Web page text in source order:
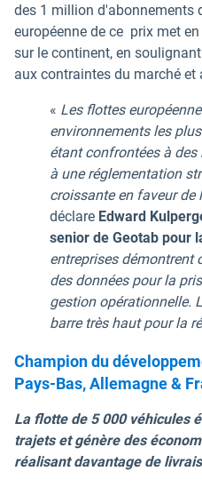
des 1 million d'abonnements
européenne de ce prix met
sur le continent, en
aux contraintes du marché et
« Les flottes
environnements les
étant confrontées à
à une réglementation
croissante en faveur
déclare Edward
senior de Geotab pour
entreprises démontrent
des données pour la
gestion opérationnelle.
barre très haut pour la
Champion du
Pays-Bas, Allemagne &
La flotte de 5 000 véhicules
trajets et génère des
réalisant davantage de